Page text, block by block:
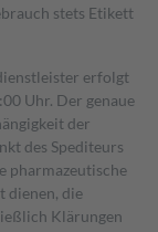
stets Etikett
erfolgt
Uhr. Der genaue
der
des Spediteurs
pharmazeutische
dienen, die
Klärungen